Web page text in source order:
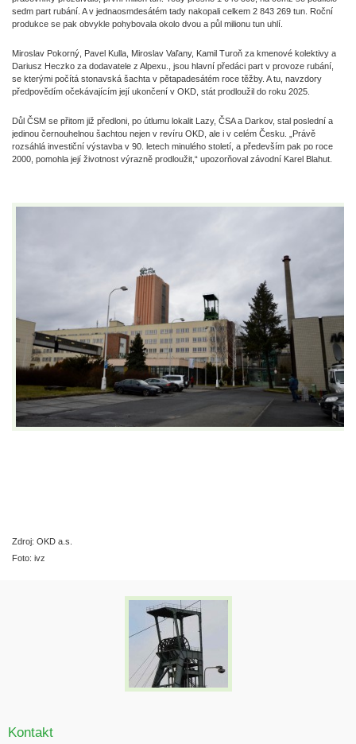
sedm part rubání. A v jednaosmdesátém tady nakopali celkem 2 843 269 tun. Roční
produkce se pak obvykle pohybovala okolo dvou a půl milionu tun uhlí.
Miroslav Pokorný, Pavel Kulla, Miroslav Vaľany, Kamil Turoň za kmenové kolektivy a
Dariusz Heczko za dodavatele z Alpexu., jsou hlavní předáci part v provoze rubání,
se kterými počítá stonavská šachta v pětapadesátém roce těžby. A tu, navzdory
předpovědím očekávajícím její ukončení v OKD, stát prodloužil do roku 2025.
Důl ČSM se přitom již předloni, po útlumu lokalit Lazy, ČSA a Darkov, stal poslední a
jedinou černouhelnou šachtou nejen v revíru OKD, ale i v celém Česku. „Právě
rozsáhlá investiční výstavba v 90. letech minulého století, a především pak po roce
2000, pomohla její životnost výrazně prodloužit,“ upozorňoval závodní Karel Blahut.
Zdroj: OKD a.s.
Foto: ivz
Kontakt